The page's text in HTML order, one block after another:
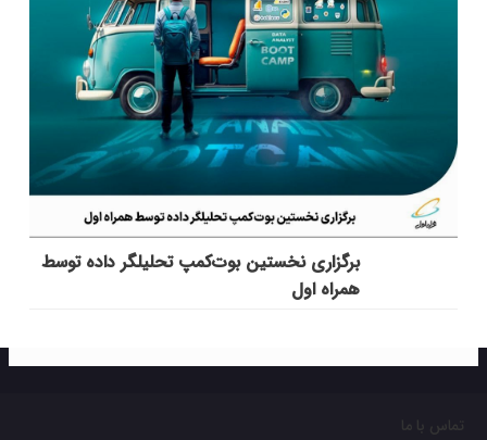
برگزاری نخستین بوت‌کمپ تحلیلگر داده توسط
همراه اول
تماس با ما